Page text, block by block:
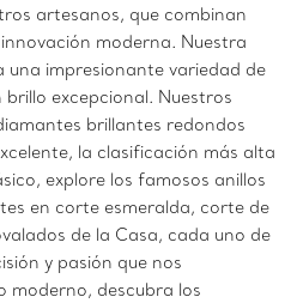
artesanos, que combinan
moderna. Nuestra
impresionante variedad de
excepcional. Nuestros
brillantes redondos
la clasificación más alta
explore los famosos anillos
en corte esmeralda, corte de
de la Casa, cada uno de
y pasión que nos
moderno, descubra los